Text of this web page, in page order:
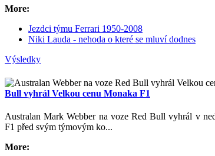
More:
Jezdci týmu Ferrari 1950-2008
Niki Lauda - nehoda o které se mluví dodnes
Výsledky
Bull vyhrál Velkou cenu Monaka F1
Australan Mark Webber na voze Red Bull vyhrál v
F1 před svým týmovým ko...
More: